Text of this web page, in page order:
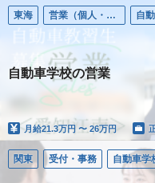
東海 営業（個人・法人） 自
自動車学校の営業
月給21.3万円 〜 26万円
関東 受付・事務 自動車学